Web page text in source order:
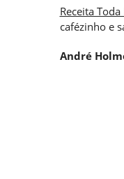
Receita
cafézinho e
André